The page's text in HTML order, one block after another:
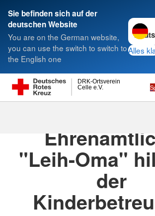
Sie befinden sich auf der
deutschen Website
You are on the German website,
you can use the switch to switch to
the English one
Alles
Celle e.V.
DRK-Ortsverein
Suche
"Leih-Oma"
der